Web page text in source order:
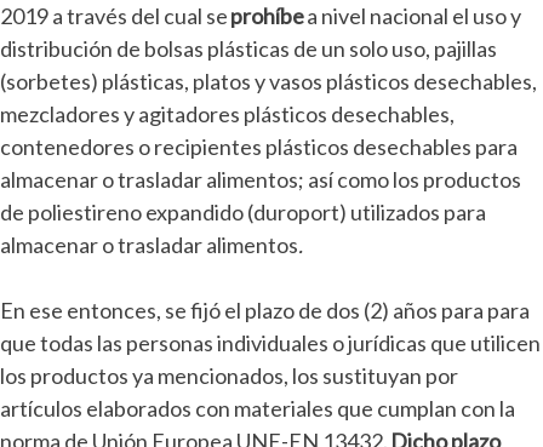
2019 a través del cual seprohíbea nivel nacional el uso y
distribución de bolsas plásticas de un solo uso, pajillas
(sorbetes) plásticas, platos y vasos plásticos desechables,
mezcladores y agitadores plásticos desechables,
contenedores o recipientes plásticos desechables para
almacenar o trasladar alimentos; así como los productos
de poliestireno expandido (duroport) utilizados para
almacenar o trasladar alimentos.
En ese entonces, se fijó el plazo de dos (2) años para para
que todas las personas individuales o jurídicas que utilicen
los productos ya mencionados, los sustituyan por
artículos elaborados con materiales que cumplan con la
norma de Unión Europea UNE-EN 13432. Dicho plazo